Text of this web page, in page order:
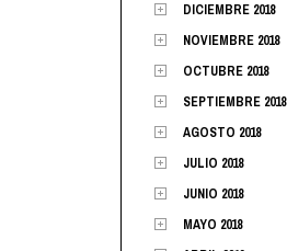
DICIEMBRE 2018
NOVIEMBRE 2018
OCTUBRE 2018
SEPTIEMBRE 2018
AGOSTO 2018
JULIO 2018
JUNIO 2018
MAYO 2018